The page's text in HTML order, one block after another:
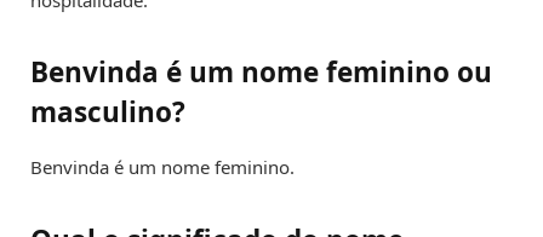
Benvinda é um nome feminino ou
masculino?
Benvinda é um nome feminino.